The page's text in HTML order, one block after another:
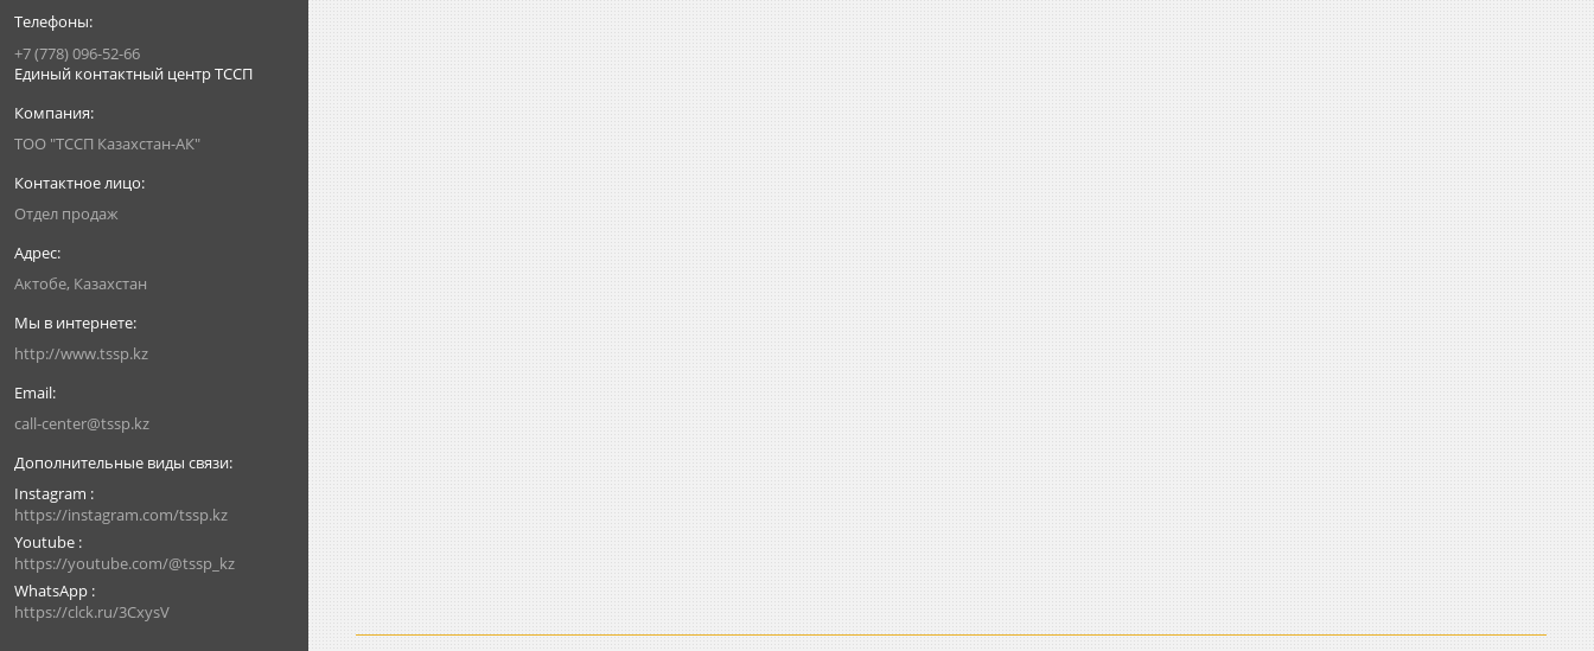
+7 (778) 096-52-66
Единый контактный центр ТССП
ТОО "ТССП Казахстан-АК"
Отдел продаж
Актобе, Казахстан
http://www.tssp.kz
call-center@tssp.kz
Instagram
https://instagram.com/tssp.kz
Youtube
https://youtube.com/@tssp_kz
WhatsApp
https://clck.ru/3CxysV